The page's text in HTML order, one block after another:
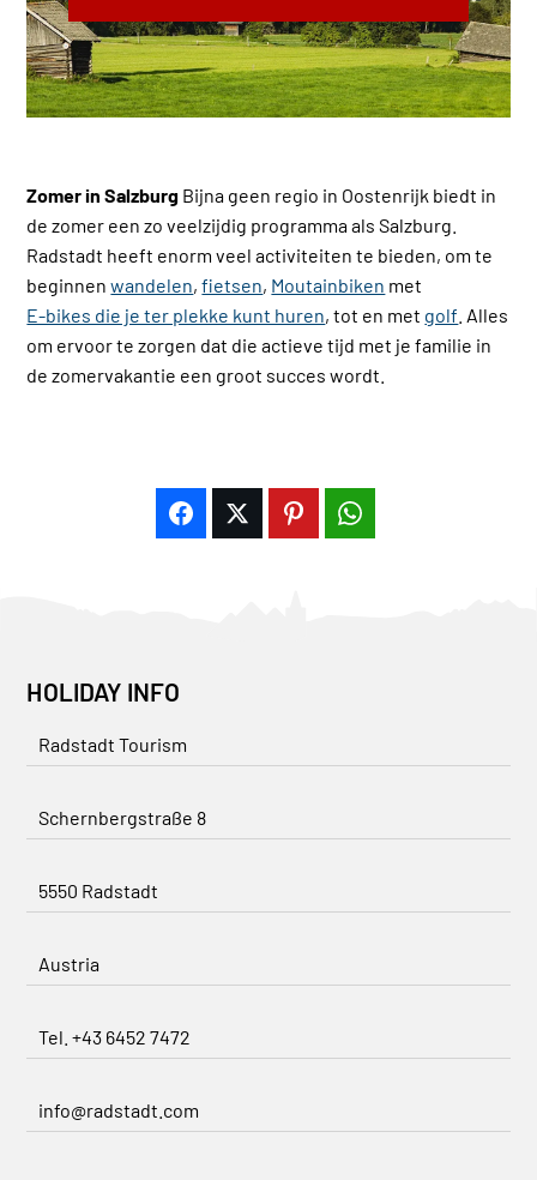
Zomer in Salzburg Bijna geen regio in Oostenrijk biedt in
de zomer een zo veelzijdig programma als Salzburg.
Radstadt heeft enorm veel activiteiten te bieden, om te
beginnenwandelen,fietsen, Moutainbiken met
E-bikes die je ter plekke kunt huren, tot en met golf . Alles
om ervoor te zorgen dat die actieve tijd met je familie in
de zomervakantie een groot succes wordt.
HOLIDAY INFO
Radstadt Tourism
Schernbergstraße 8
5550 Radstadt
Austria
Tel. +43 6452 7472
info@radstadt.com